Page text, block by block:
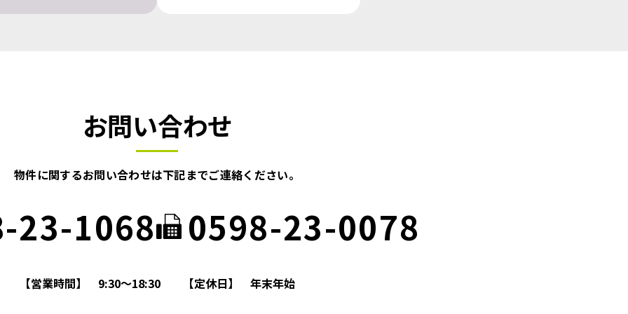
お問い合わせ
物件に関するお問い合わせは下記までご連絡ください。
23-1068 0598-23-0078
【営業時間】 9:30～18:30 【定休日】 年末年始